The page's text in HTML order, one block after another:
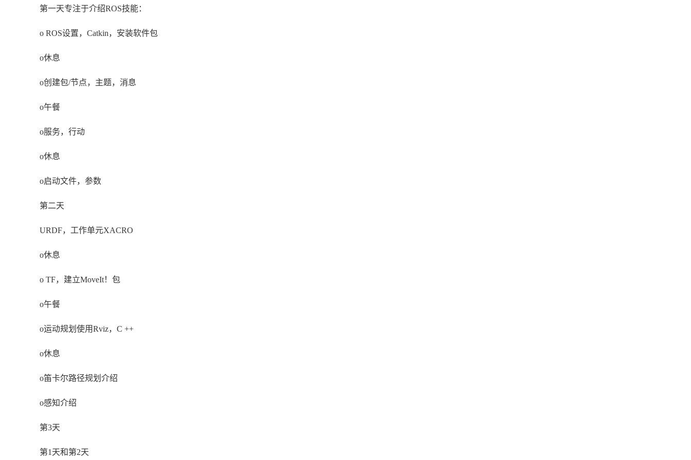
第一天专注于介绍ROS技能：
o ROS设置，Catkin，安装软件包
o休息
o创建包/节点，主题，消息
o午餐
o服务，行动
o休息
o启动文件，参数
第二天
URDF，工作单元XACRO
o休息
o TF，建立MoveIt！包
o午餐
o运动规划使用Rviz，C ++
o休息
o笛卡尔路径规划介绍
o感知介绍
第3天
第1天和第2天